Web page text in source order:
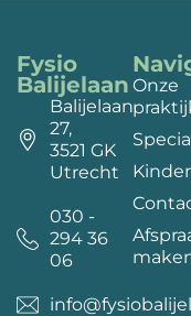
Fysio
Balijelaan
Balijelaan
27,
3521 GK
Utrecht
030 -
294 36
06
Onze